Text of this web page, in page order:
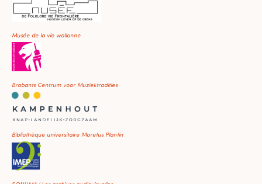
Musée de la vie wallonne
Brabants Centrum voor Muziektradities
Bibliothèque universitaire Moretus Plantin